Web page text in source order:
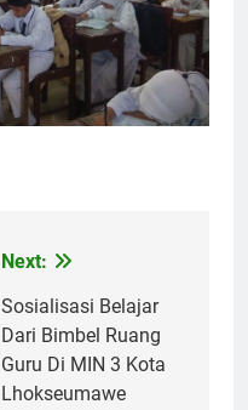
Next:
Sosialisasi Belajar
Dari Bimbel Ruang
Guru Di MIN 3 Kota
Lhokseumawe